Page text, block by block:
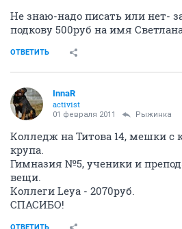
Не знаю-надо писать или нет-
подкову 500руб на имя
ОТВЕТИТЬ
InnaR
activist
01 февраля 2011 Рыжинка
Колледж на Титова 14, мешки с
крупа.
Гимназия №5, ученики и
вещи.
Коллеги Leya - 2070руб.
СПАСИБО!